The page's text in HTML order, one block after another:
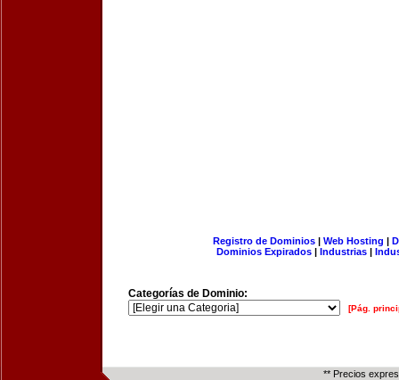
Registro de Dominios| Web Hosting |
Dominios Expirados | Industrias |
Categorías de Dominio:
[Pág.
** Precios